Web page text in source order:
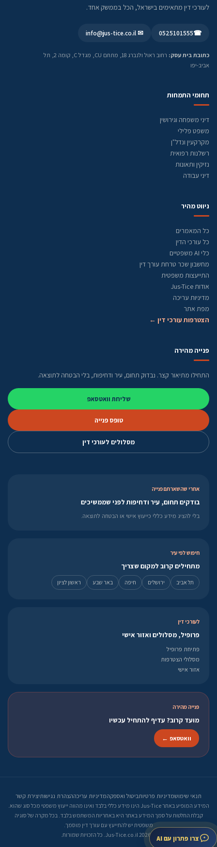
לעורכי דין מתאימים בישראל, הכל בממשק אחד.
☎
0525101555
✉ info@jus-tice.co.il
כתובת בית עסק:
רחוב ראול ולנברג 18, מתחם CU, מגדל C, קומה 2, תל
אביב-יפו
תחומי התמחות
דיני משפחה וגירושין
משפט פלילי
מקרקעין ונדל"ן
רשלנות רפואית
נזיקין ותאונות
דיני עבודה
ניווט מהיר
כל המאמרים
כל עורכי הדין
כלי AI משפטיים
מחשבון שכר טרחת עורך דין
התייעצות משפטית
אודות Jus-Tice
מדיניות עריכה
מפת אתר
הצטרפות עורכי דין ←
פנייה מהירה
התחילו מתיאור קצר. נבדוק תחום, עיר ודחיפות, בלי הבטחה לתוצאה.
שליחת וואטסאפ
טופס פנייה
מסלולים לעורכי דין
אחרי שהשארתם פנייה
בודקים תחום, עיר ודחיפות לפני שממשיכים
בלי להציג מידע כללי כייעוץ אישי או הבטחה לתוצאה.
חיפוש לפי עיר
מתחילים קרוב למקום שצריך
תל אביב ירושלים חיפה באר שבע ראשון לציון
לעורכי דין
פרופיל, מסלולים ואזור אישי
פתיחת פרופיל
מסלולי הצטרפות
אזור אישי
פנייה מהירה
מועד קרוב? עדיף להתחיל עכשיו
וואטסאפ ←
תנאי שימושמדיניות פרטיותביטול ואספקהמדיניות עריכההצהרת נגישותיצירת קשר
המידע המופיע באתר Jus-Tice הינו מידע כללי בלבד ואינו מהווה ייעוץ משפטי מכל סוג שהוא.
קבלת החלטות על סמך המידע באתר היא באחריות המשתמש בלבד. בכל מקרה של סוגיה
משפטית יש להתייעץ עם עורך דין מוסמך.
© 2026 Jus-Tice.co.il. כל הזכויות שמורות.
צרו פתרון עם AI